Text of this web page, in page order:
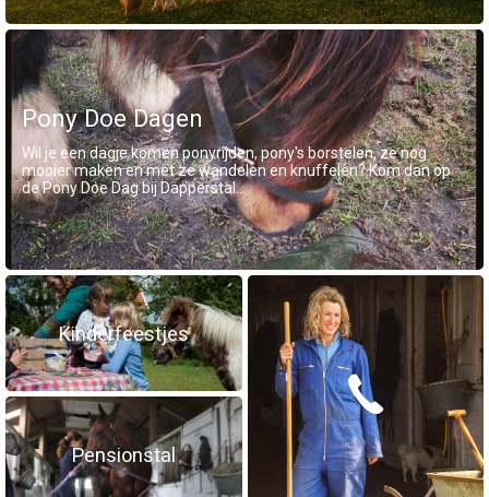
Pony Doe Dagen
Wil je een dagje komen ponyrijden, pony's borstelen, ze nog
mooier maken en met ze wandelen en knuffelen? Kom dan op
de Pony Doe Dag bij Dapperstal...
Kinderfeestjes
Pensionstal